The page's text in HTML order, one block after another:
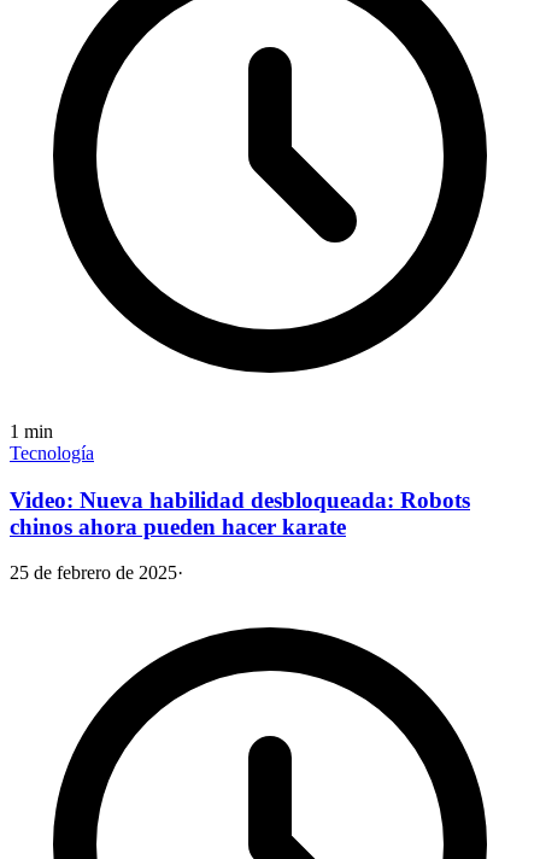
1 min
Tecnología
Video: Nueva habilidad desbloqueada: Robots
chinos ahora pueden hacer karate
25 de febrero de 2025·